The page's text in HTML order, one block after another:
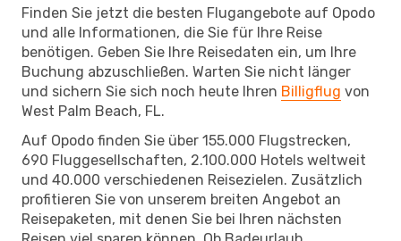
Finden Sie jetzt die besten Flugangebote auf Opodo
und alle Informationen, die Sie für Ihre Reise
benötigen. Geben Sie Ihre Reisedaten ein, um Ihre
Buchung abzuschließen. Warten Sie nicht länger
und sichern Sie sich noch heute Ihren Billigflug von
West Palm Beach, FL.
Auf Opodo finden Sie über 155.000 Flugstrecken,
690 Fluggesellschaften, 2.100.000 Hotels weltweit
und 40.000 verschiedenen Reisezielen. Zusätzlich
profitieren Sie von unserem breiten Angebot an
Reisepaketen, mit denen Sie bei Ihren nächsten